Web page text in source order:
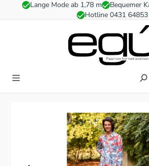
Zum Hauptinhalt springen
Lange Mode ab 1,78 m
Bequemer
Hotline 0431 64853
Bildergalerie überspringen